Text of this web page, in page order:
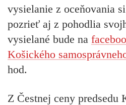
vysielanie z oceňovania
pozrieť aj z pohodlia
vysielané bude na
Košického
hod.
Z Čestnej ceny predsedu